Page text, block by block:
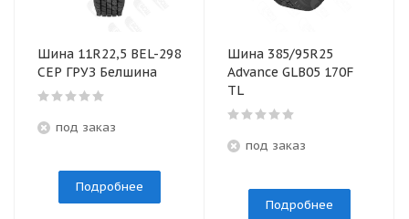
Шина 11R22,5 BEL-298
СЕР ГРУЗ Белшина
под заказ
Подробнее
Шина 385/95R25
Advance GLB05 170F
TL
под заказ
Подробнее